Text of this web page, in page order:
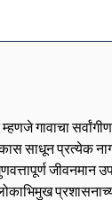
गावाचा
साधून प्रत्येक
जीवनमान